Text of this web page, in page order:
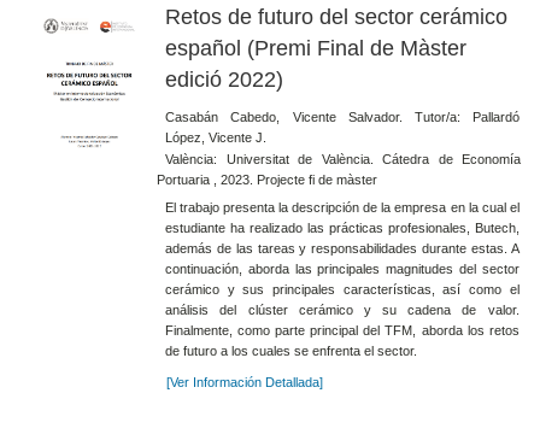
Retos de futuro del sector cerámico
español (Premi Final de Màster
edició 2022)
Casabán Cabedo, Vicente Salvador. Tutor/a: Pallardó
López, Vicente J.
València: Universitat de València. Cátedra de Economía
Portuaria , 2023. Projecte fi de màster
El trabajo presenta la descripción de la empresa en la cual el
estudiante ha realizado las prácticas profesionales, Butech,
además de las tareas y responsabilidades durante estas. A
continuación, aborda las principales magnitudes del sector
cerámico y sus principales características, así como el
análisis del clúster cerámico y su cadena de valor.
Finalmente, como parte principal del TFM, aborda los retos
de futuro a los cuales se enfrenta el sector.
[Ver Información Detallada]